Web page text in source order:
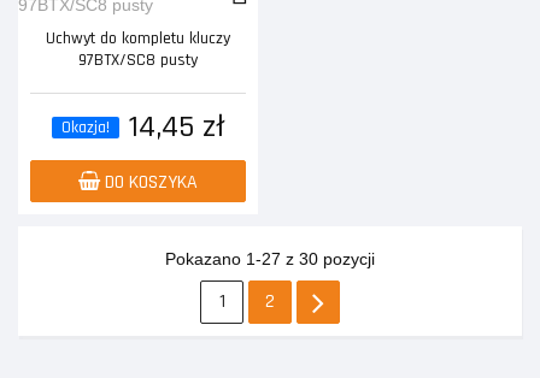
Uchwyt do kompletu kluczy
97BTX/SC8 pusty
Okazja! 14,45 zł
DO KOSZYKA
Pokazano 1-27 z 30 pozycji
1 2